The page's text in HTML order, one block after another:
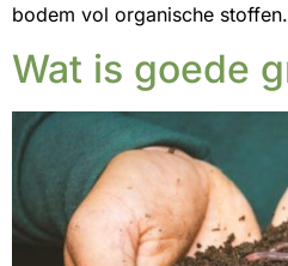
bodem vol organische stoffen.
Wat is goede